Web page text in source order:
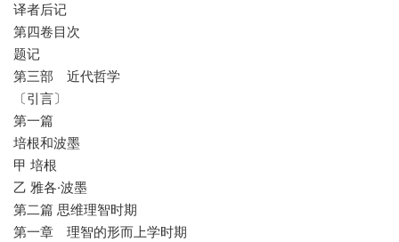
译者后记
第四卷目次
题记
第三部 近代哲学
〔引言〕
第一篇
培根和波墨
甲 培根
乙 雅各·波墨
第二篇 思维理智时期
第一章 理智的形而上学时期